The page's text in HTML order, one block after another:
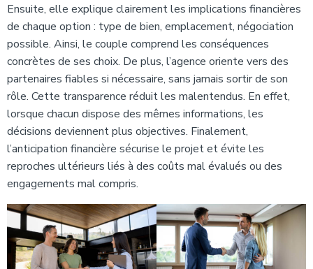
Ensuite, elle explique clairement les implications financières
de chaque option : type de bien, emplacement, négociation
possible. Ainsi, le couple comprend les conséquences
concrètes de ses choix. De plus, l’agence oriente vers des
partenaires fiables si nécessaire, sans jamais sortir de son
rôle. Cette transparence réduit les malentendus. En effet,
lorsque chacun dispose des mêmes informations, les
décisions deviennent plus objectives. Finalement,
l’anticipation financière sécurise le projet et évite les
reproches ultérieurs liés à des coûts mal évalués ou des
engagements mal compris.